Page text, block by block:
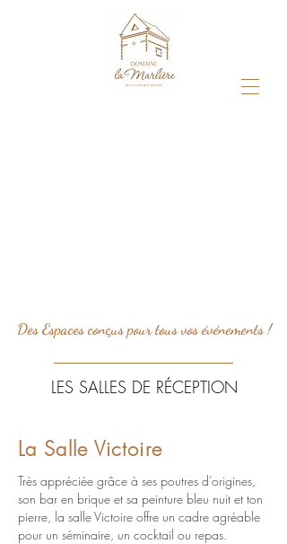
Des Espaces conçus pour tous vos événements !
LES SALLES DE RÉCEPTION
La Salle Victoire
Très appréciée grâce à ses poutres d’origines,
son bar en brique et sa peinture bleu nuit et ton
pierre, la salle Victoire offre un cadre agréable
pour un séminaire, un cocktail ou repas.